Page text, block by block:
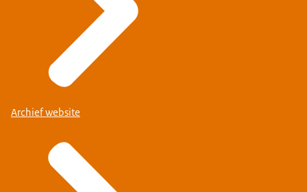
Archief website